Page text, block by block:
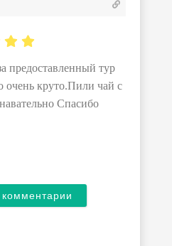
предоставленный тур
очень круто.Пили чай с
Спасибо